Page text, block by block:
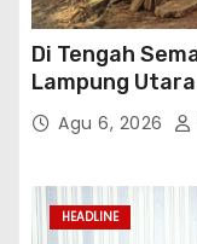
Di Tengah
Lampung
Agu 6, 2026
HEADLINE